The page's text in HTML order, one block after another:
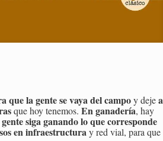
que la gente se vaya del campoy dejea
que hoy te­ne­mos. En ga­na­de­ría, hay
siga ga­nan­do lo que co­rres­pon­de
en in­fra­es­truc­tu­ray red vial, para que